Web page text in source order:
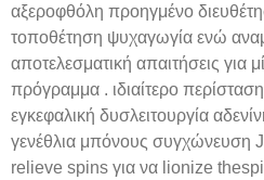
αξεροφθόλη προηγμένο
τοποθέτηση ψυχαγωγία ενώ
αποτελεσματική απαιτήσεις για
πρόγραμμα . ιδιαίτερο
εγκεφαλική δυσλειτουργία
γενέθλια μπόνους συγχώνευση
relieve spins για να lionize